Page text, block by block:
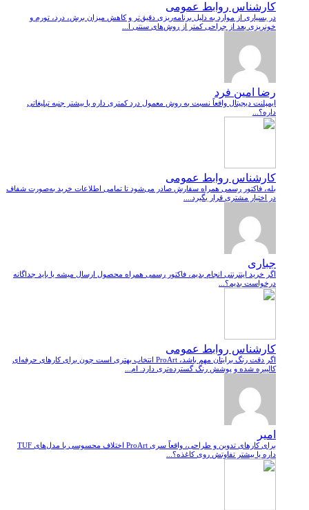
کارشناس روابط عمومی
در بسیاری از موارد به دلیل برنامه‌ریزی دقیق‌تر و کاهش میزان برش، درد، تورم و
خونریزی بعد از جراحی کمتر از روش‌های سنتی ا...
رضا امین فرد
ایمپلنت دیجیتال واقعاً نسبت به روش معمول درد کمتری داره یا بیشتر جنبه تبلیغاتی
داره؟...
کارشناس روابط عمومی
بله، فاکتور رسمی همراه سفارش صادر می‌شود تا تمامی اطلاعات خرید به‌صورت شفاف
در اختیار مشتری قرار بگیرد....
جباری
اگر خرید اینترنتی انجام بدیم، فاکتور رسمی همراه محصول ارسال میشه یا باید جداگانه
درخواست بدیم؟...
کارشناس روابط عمومی
اگر دقت رنگ برایتان مهم باشد، ProArt انتخاب بهتری است چون برای کارهای حرفه‌ای
کالیبره شده و پوشش رنگ گسترده‌تری دارد. ام...
امیر
برای کارهای تدوین و طراحی، واقعاً سری ProArt اختلاف محسوسی با مدل‌های TUF
داره یا بیشتر تفاوتش روی کاغذه؟...